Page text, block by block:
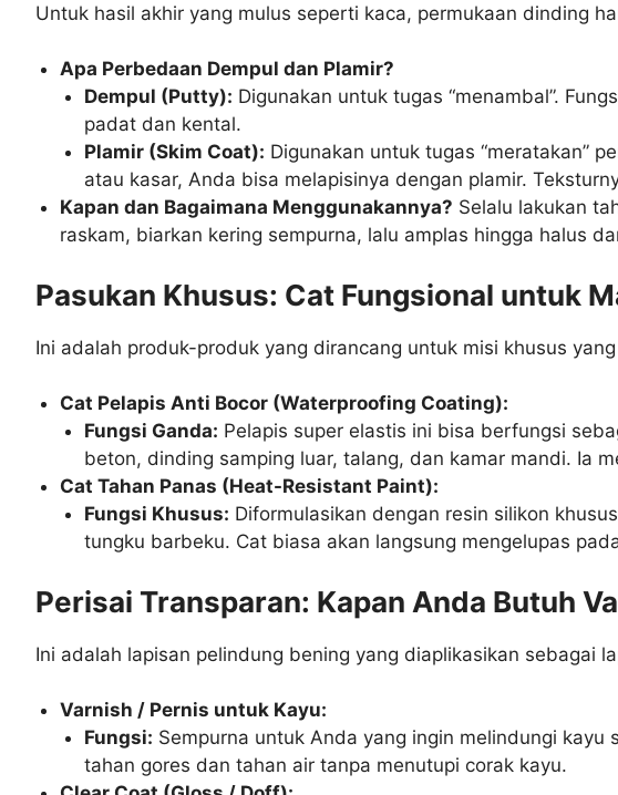
Untuk hasil akhir yang mulus seperti kaca, permukaan dinding
Apa Perbedaan Dempul dan Plamir?
Dempul (Putty): Digunakan untuk tugas “menambal”.
padat dan kental.
Plamir (Skim Coat): Digunakan untuk tugas “meratakan”
atau kasar, Anda bisa melapisinya dengan plamir.
Kapan dan Bagaimana Menggunakannya? Selalu lakukan
raskam, biarkan kering sempurna, lalu amplas hingga halus
Pasukan Khusus: Cat Fungsional untuk
Ini adalah produk-produk yang dirancang untuk misi khusus
Cat Pelapis Anti Bocor (Waterproofing Coating):
Fungsi Ganda: Pelapis super elastis ini bisa berfungsi
beton, dinding samping luar, talang, dan kamar mandi. Ia
Cat Tahan Panas (Heat-Resistant Paint):
Fungsi Khusus: Diformulasikan dengan resin silikon
tungku barbeku. Cat biasa akan langsung mengelupas
Perisai Transparan: Kapan Anda Butuh
Ini adalah lapisan pelindung bening yang diaplikasikan sebagai
Varnish / Pernis untuk Kayu:
Fungsi: Sempurna untuk Anda yang ingin melindungi kayu
tahan gores dan tahan air tanpa menutupi corak kayu.